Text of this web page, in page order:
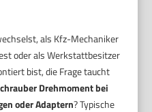
als Kfz-Mechaniker
oder als Werkstattbesitzer
bist, die Frage taucht
Drehmoment bei
oder Adaptern? Typische